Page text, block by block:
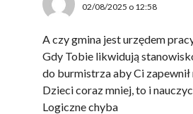
02/08/2025 o 12:58
A czy gmina jest urzędem
Gdy Tobie likwidują
do burmistrza aby Ci
Dzieci coraz mniej, to i
Logiczne chyba